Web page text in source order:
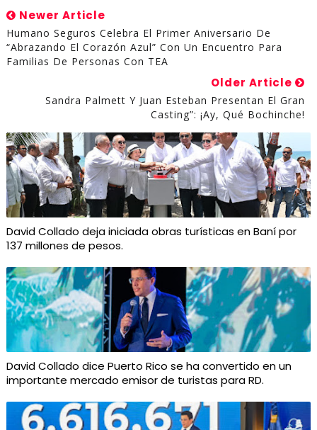
Newer Article
Humano Seguros Celebra El Primer Aniversario De
“Abrazando El Corazón Azul” Con Un Encuentro Para
Familias De Personas Con TEA
Older Article
Sandra Palmett Y Juan Esteban Presentan El Gran
Casting”: ¡Ay, Qué Bochinche!
David Collado deja iniciada obras turísticas en Baní por
137 millones de pesos.
David Collado dice Puerto Rico se ha convertido en un
importante mercado emisor de turistas para RD.